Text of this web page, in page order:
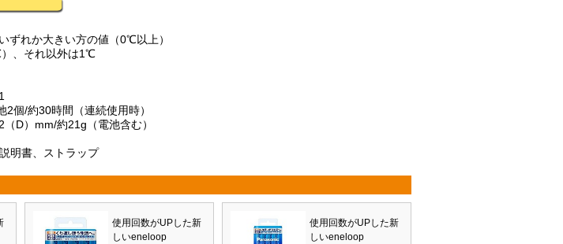
ずれか大きい方の値（0℃以上）
、それ以外は1℃
個/約30時間（連続使用時）
D）mm/約21g（電池含む）
明書、ストラップ
使用回数がUPした新
しいeneloop
使用回数がUPした新
しいeneloop